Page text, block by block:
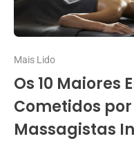
Mais Lido
Os 10 Maiores
Cometidos por
Massagistas